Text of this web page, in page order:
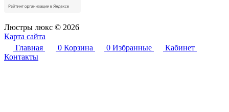
Люстры люкс © 2026
Карта сайта
Главная
0 Корзина 0 Избранные
Кабинет
Контакты